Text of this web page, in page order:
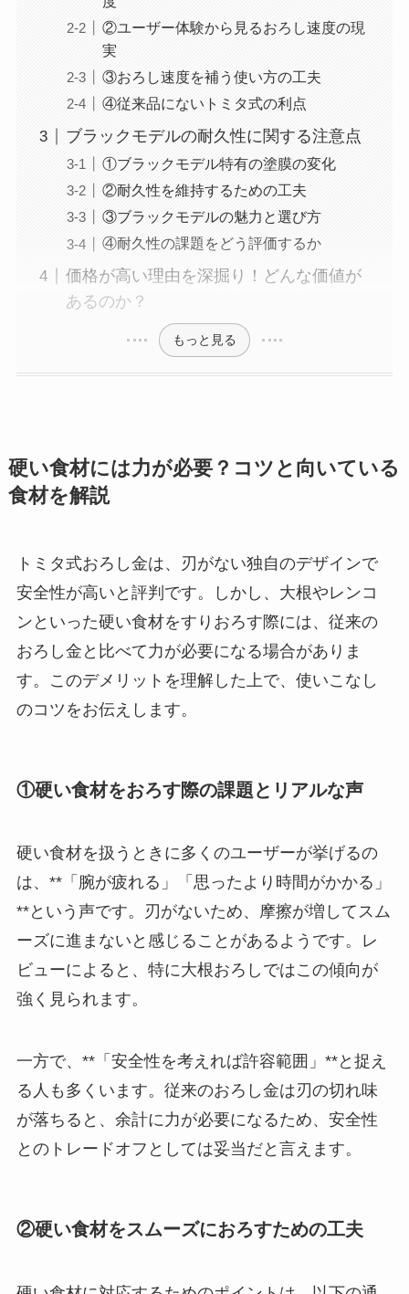
②ユーザー体験から見るおろし速度の現
実
③おろし速度を補う使い方の工夫
④従来品にないトミタ式の利点
ブラックモデルの耐久性に関する注意点
①ブラックモデル特有の塗膜の変化
②耐久性を維持するための工夫
③ブラックモデルの魅力と選び方
④耐久性の課題をどう評価するか
価格が高い理由を深掘り！どんな価値が
あるのか？
もっと見る
硬い食材には力が必要？コツと向いている
食材を解説
トミタ式おろし金は、刃がない独自のデザインで
安全性が高いと評判です。しかし、大根やレンコ
ンといった硬い食材をすりおろす際には、従来の
おろし金と比べて力が必要になる場合がありま
す。このデメリットを理解した上で、使いこなし
のコツをお伝えします。
①硬い食材をおろす際の課題とリアルな声
硬い食材を扱うときに多くのユーザーが挙げるの
は、**「腕が疲れる」「思ったより時間がかかる」
**という声です。刃がないため、摩擦が増してスム
ーズに進まないと感じることがあるようです。レ
ビューによると、特に大根おろしではこの傾向が
強く見られます。
一方で、**「安全性を考えれば許容範囲」**と捉え
る人も多くいます。従来のおろし金は刃の切れ味
が落ちると、余計に力が必要になるため、安全性
とのトレードオフとしては妥当だと言えます。
②硬い食材をスムーズにおろすための工夫